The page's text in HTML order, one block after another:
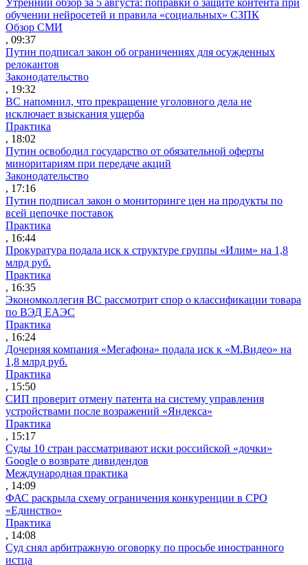
обучении нейросетей и правила «социальных» СЗПК
Обзор СМИ
, 09:37
Путин подписал закон об ограничениях для осужденных
релокантов
Законодательство
, 19:32
ВС напомнил, что прекращение уголовного дела не
исключает взыскания ущерба
Практика
, 18:02
Путин освободил государство от обязательной оферты
миноритариям при передаче акций
Законодательство
, 17:16
Путин подписал закон о мониторинге цен на продукты по
всей цепочке поставок
Практика
, 16:44
Прокуратура подала иск к структуре группы «Илим» на 1,8
млрд руб.
Практика
, 16:35
Экономколлегия ВС рассмотрит спор о классификации товара
по ВЭД ЕАЭС
Практика
, 16:24
Дочерняя компания «Мегафона» подала иск к «М.Видео» на
1,8 млрд руб.
Практика
, 15:50
СИП проверит отмену патента на систему управления
устройствами после возражений «Яндекса»
Практика
, 15:17
Суды 10 стран рассматривают иски российской «дочки»
Google о возврате дивидендов
Международная практика
, 14:09
ФАС раскрыла схему ограничения конкуренции в СРО
«Единство»
Практика
, 14:08
Суд снял арбитражную оговорку по просьбе иностранного
истца